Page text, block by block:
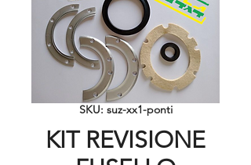
SKU: suz-xx1-ponti
KIT REVISIONE